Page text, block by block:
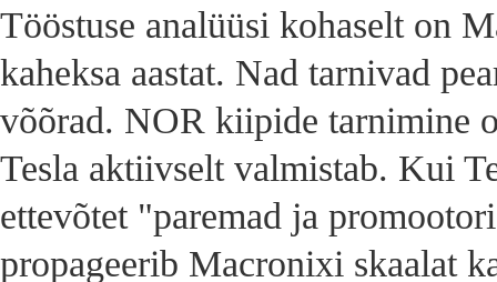
Tööstuse analüüsi kohaselt on
kaheksa aastat. Nad tarnivad
võõrad. NOR kiipide tarnimine
Tesla aktiivselt valmistab. Kui
ettevõtet "paremad ja
propageerib Macronixi skaalat